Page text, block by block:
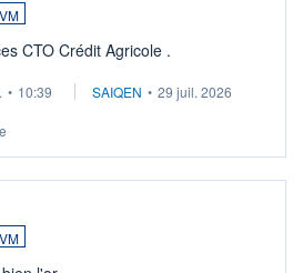
CTO Crédit Agricole .
• 10:39 SAIQEN • 29 juil. 2026